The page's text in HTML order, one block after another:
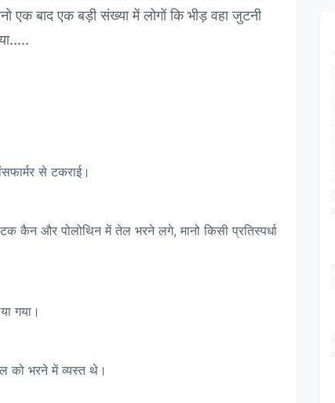
एक बाद एक बड़ी संख्या में लोगों कि भीड़ वहा जुटनी
से टकराई।
कैन और पोलोथिन में तेल भरने लगे, मानो किसी प्रतिस्पर्धा
गया।
को भरने में व्यस्त थे।